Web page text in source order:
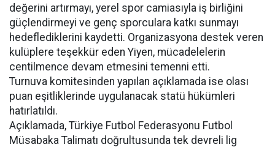
değerini artırmayı, yerel spor camiasıyla iş birliğini
güçlendirmeyi ve genç sporculara katkı sunmayı
hedeflediklerini kaydetti. Organizasyona destek veren
kulüplere teşekkür eden Yiyen, mücadelelerin
centilmence devam etmesini temenni etti.
Turnuva komitesinden yapılan açıklamada ise olası
puan eşitliklerinde uygulanacak statü hükümleri
hatırlatıldı.
Açıklamada, Türkiye Futbol Federasyonu Futbol
Müsabaka Talimatı doğrultusunda tek devreli lig